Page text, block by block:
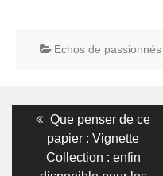
Echos de passionnés
Navigation
l’article
Previous
post:
Que penser de ce
papier : Vignette
Collection : enfin